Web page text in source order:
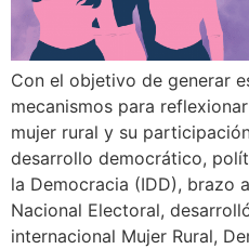
Con el objetivo de generar
mecanismos para
mujer rural y su
desarrollo democrático,
la Democracia (IDD), brazo
Nacional Electoral,
internacional Mujer Rural,